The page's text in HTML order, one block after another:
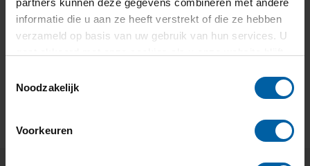
partners kunnen deze gegevens combineren met andere
informatie die u aan ze heeft verstrekt of die ze hebben
verzameld op basis van uw gebruik van hun services. U
Noodzakelijk
Voorkeuren
Want to make a request?
Go to theISBN form
076 5332290.